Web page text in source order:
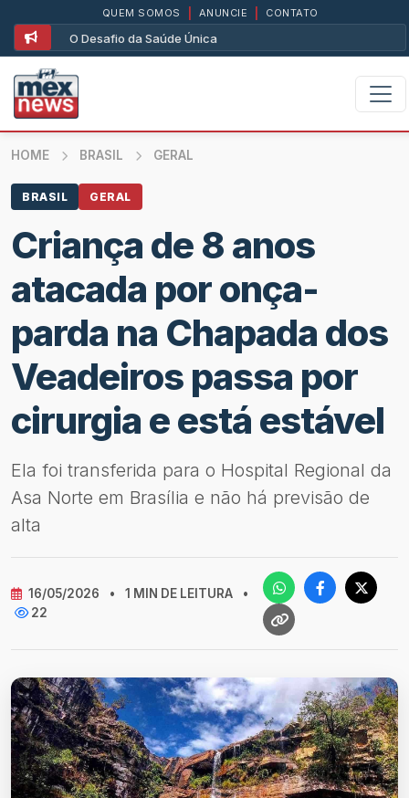
O Desafio da Saúde Única
QUEM SOMOS ANUNCIE CONTATO
HOME BRASIL GERAL
BRASIL GERAL
Criança de 8 anos
atacada por onça-
parda na Chapada dos
Veadeiros passa por
cirurgia e está estável
Ela foi transferida para o Hospital Regional da
Asa Norte em Brasília e não há previsão de
alta
16/05/2026 • 1 MIN DE LEITURA
•
22